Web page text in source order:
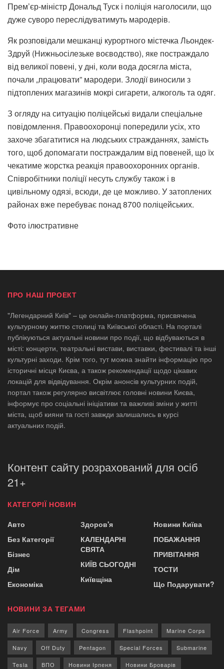
Прем’єр-міністр Дональд Туск і поліція наголосили, що
дуже суворо переслідуватимуть мародерів.
Як розповідали мешканці курортного містечка Льондек-
Здруй (Нижньосілезьке воєводство), яке постраждало
від великої повені, у дні, коли вода досягла міста,
почали „працювати” мародери. Злодії виносили з
підтоплених магазинів мокрі сигарети, алкоголь та одяг.
З огляду на ситуацію поліцейські видали спеціальне
повідомлення. Правоохоронці попередили усіх, хто
захоче збагатитися на людських стражданнях, замість
того, щоб допомагати постраждалим від повеней, що їх
чекатиме жорстка реакція правоохоронних органів.
Співробітники поліції несуть службу також і в
цивільному одязі, всюди, де це можливо. У затоплених
районах вже перебуває понад 8700 поліцейських.
Фото ілюстративне
ПРО НАШ ПРОЕКТ
"Легендарний Київ" – це онлайн-платформа, присвячена
культурному життю столиці та Київської області. На порталі
публікуються актуальні новини про події, що відбуваються в
місті: концерти, театральні вистави, виставки, фестивалі та інші
культурні заходи. Крім того, тут можна знайти інформацію про
історичні місця Києва, а також рекомендації щодо цікавих
локацій для відвідування. Окрім анонсів культурних подій,
портал також регулярно висвітлює головні новини Києва,
інформує про соціальні ініціативи та важливі зміни у житті
міста, щоб кияни та гості завжди залишались в курсі
актуальних подій.
Контент сайту розрахований для осіб
21+
КАТЕГОРІЇ НОВИН
Авто
Без Категорії
Бізнес
Дім
Економіка
Здоров'я
КАЛЕНДАРНІ
СВЯТА
КИЇВ СЬОГОДНІ
Київщіна
Новини Київа
ПОБАЖАННЯ
ПРИВІТАННЯ
ТОСТИ
Що Подарувати?
НОВИНИ ЗА ТЕГАМИ
Air Force Army Congress Flashpoint Marine Corps
Navy Off Duty Pentagon Special Forces Submarine
Tesla ВПО Новини Ірпеня Новини Броварів